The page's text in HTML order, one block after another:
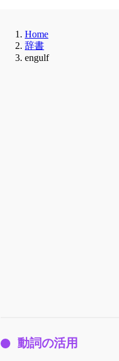
Home
辞書
engulf
動詞の活用